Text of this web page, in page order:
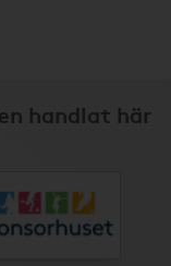
handlat här